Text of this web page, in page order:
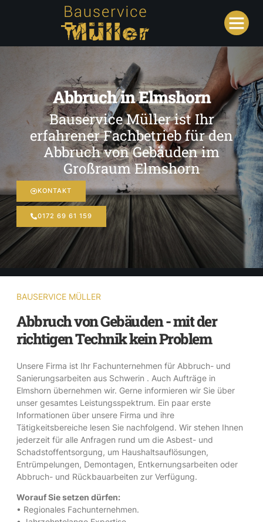
Abbruch in Elmshorn
Bauservice Müller ist Ihr
erfahrener Fachbetrieb für den
Abbruch von Gebäuden im
Großraum Elmshorn
KONTAKT
0172 69 61 159
BAUSERVICE MÜLLER
Abbruch von Gebäuden - mit der
richtigen Technik kein Problem
Unsere Firma ist Ihr Fachunternehmen für Abbruch- und
Sanierungsarbeiten aus Schwerin . Auch Aufträge in
Elmshorn übernehmen wir. Gerne informieren wir Sie über
unser gesamtes Leistungsspektrum. Ein paar erste
Informationen über unsere Firma und ihre
Tätigkeitsbereiche lesen Sie nachfolgend. Wir stehen Ihnen
jederzeit für alle Anfragen rund um die Asbest- und
Schadstoffentsorgung, um Haushaltsauflösungen,
Entrümpelungen, Demontagen, Entkernungsarbeiten oder
Abbruch- und Rückbauarbeiten zur Verfügung.
Worauf Sie setzen dürfen:
• Regionales Fachunternehmen.